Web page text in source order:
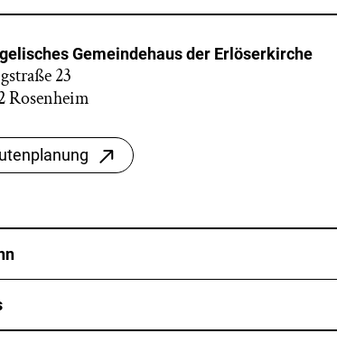
Gemeindehaus der Erlöserkirche
23
Rosenheim